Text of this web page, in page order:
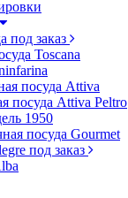
под заказ
Toscana
посуда Attiva
посуда Attiva Peltro
1950
посуда Gourmet
под заказ